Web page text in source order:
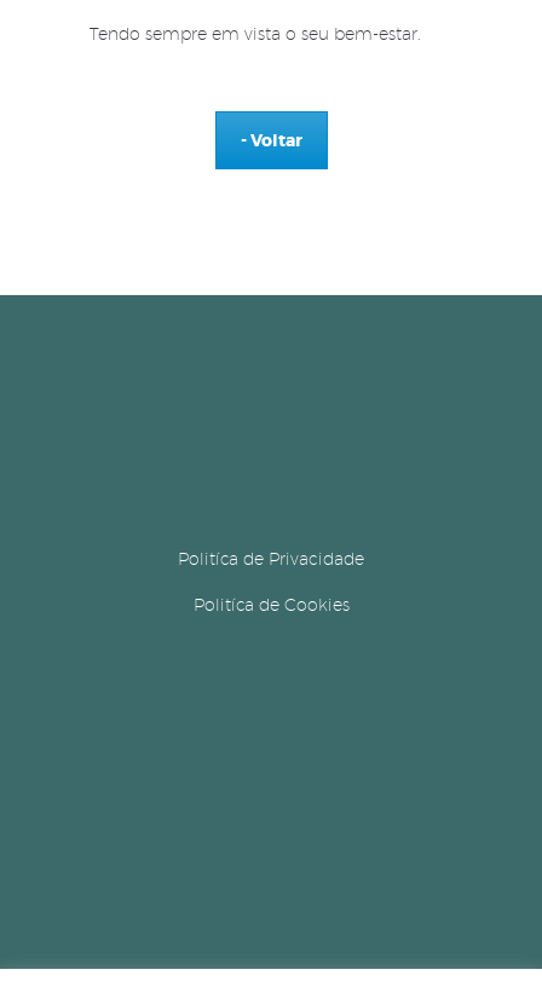
Tendo sempre em vista o seu bem-estar.
- Voltar
Politíca de Privacidade
Politíca de Cookies